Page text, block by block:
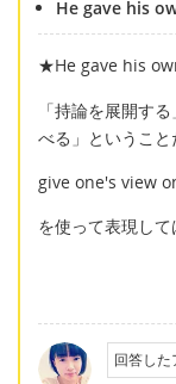
He gave his
★He gave his
「持論を展開す
べる」ということ
give one's view
を使って表現し
回答した